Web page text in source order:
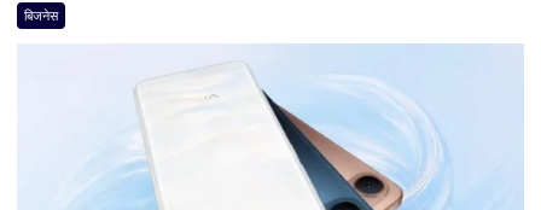
दस्तक!
8000mAh
बैटरी,
बिजनेस